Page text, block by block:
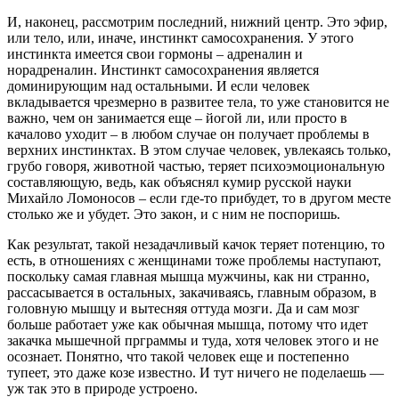
И, наконец, рассмотрим последний, нижний центр. Это эфир,
или тело, или, иначе, инстинкт самосохранения. У этого
инстинкта имеется свои гормоны – адреналин и
норадреналин. Инстинкт самосохранения является
доминирующим над остальными. И если человек
вкладывается чрезмерно в развитее тела, то уже становится не
важно, чем он занимается еще – йогой ли, или просто в
качалово уходит – в любом случае он получает проблемы в
верхних инстинктах. В этом случае человек, увлекаясь только,
грубо говоря, животной частью, теряет психоэмоциональную
составляющую, ведь, как объяснял кумир русской науки
Михайло Ломоносов – если где-то прибудет, то в другом месте
столько же и убудет. Это закон, и с ним не поспоришь.
Как результат, такой незадачливый качок теряет потенцию, то
есть, в отношениях с женщинами тоже проблемы наступают,
поскольку самая главная мышца мужчины, как ни странно,
рассасывается в остальных, закачиваясь, главным образом, в
головную мышцу и вытесняя оттуда мозги. Да и сам мозг
больше работает уже как обычная мышца, потому что идет
закачка мышечной прграммы и туда, хотя человек этого и не
осознает. Понятно, что такой человек еще и постепенно
тупеет, это даже козе известно. И тут ничего не поделаешь —
уж так это в природе устроено.